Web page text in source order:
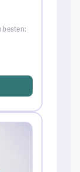
besten: